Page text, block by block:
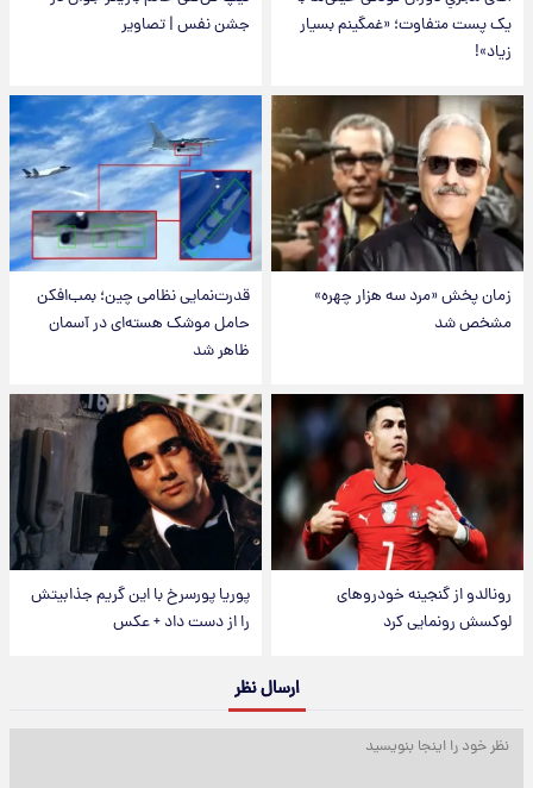
یک پست متفاوت؛ «غمگینم بسیار
زیاد»!
جشن نفس | تصاویر
زمان پخش «مرد سه هزار چهره»
مشخص شد
قدرت‌نمایی نظامی چین؛ بمب‌افکن
حامل موشک هسته‌ای در آسمان
ظاهر شد
رونالدو از گنجینه خودروهای
لوکسش رونمایی کرد
پوریا پورسرخ با این گریم جذابیتش
را از دست داد + عکس
ارسال نظر